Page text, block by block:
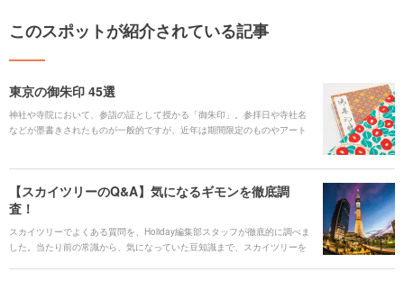
このスポットが紹介されている記事
東京の御朱印 45選
神社や寺院において、参詣の証として授かる「御朱印」。参拝日や寺社名
などが墨書きされたものが一般的ですが、近年は期間限定のものやアート
しょう。おすすめスポットを参考に、足を運んでみてくださいね！
【スカイツリーのQ&A】気になるギモンを徹底調
査！
スカイツリーでよくある質問を、Holiday編集部スタッフが徹底的に調べま
した。当たり前の常識から、気になっていた豆知識まで、スカイツリーを